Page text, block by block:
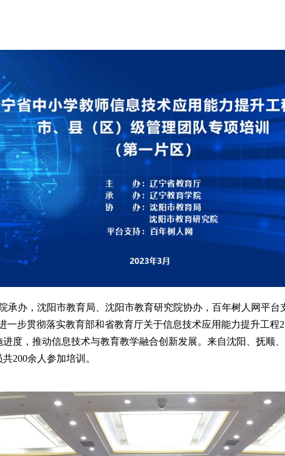
承办，沈阳市教育局、沈阳市教育研究院协办，百年树人网平
一步贯彻落实教育部和省教育厅关于信息技术应用能力提升工
度，推动信息技术与教育教学融合创新发展。来自沈阳、抚顺
200余人参加培训。